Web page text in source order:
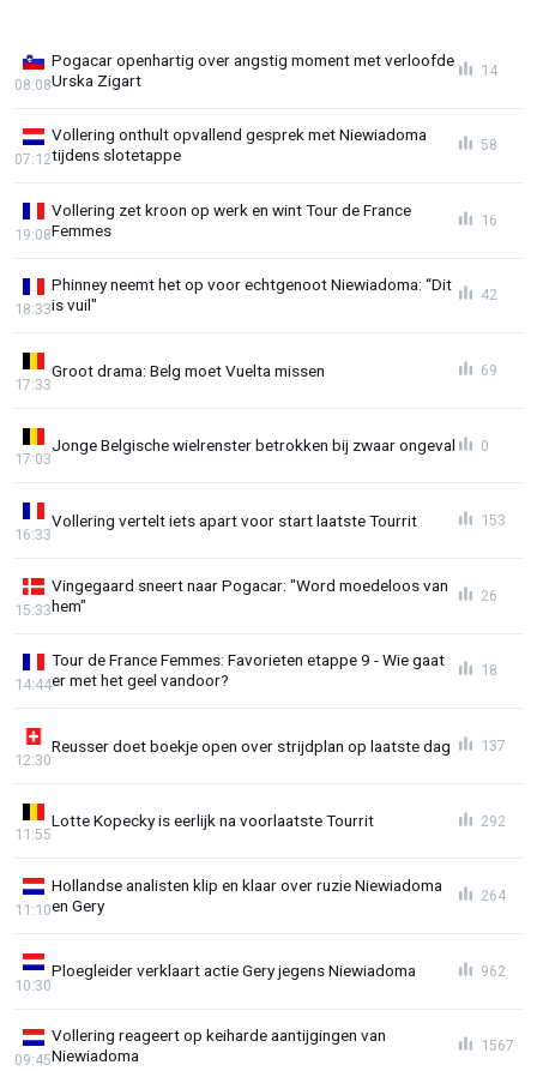
Pogacar openhartig over angstig moment met verloofde
Urska Zigart
08:08
14
Vollering onthult opvallend gesprek met Niewiadoma
tijdens slotetappe
07:12
58
Vollering zet kroon op werk en wint Tour de France
Femmes
19:08
16
Phinney neemt het op voor echtgenoot Niewiadoma: “Dit
is vuil"
18:33
42
Groot drama: Belg moet Vuelta missen
17:33
69
Jonge Belgische wielrenster betrokken bij zwaar ongeval
17:03
0
Vollering vertelt iets apart voor start laatste Tourrit
16:33
153
Vingegaard sneert naar Pogacar: "Word moedeloos van
hem"
15:33
26
Tour de France Femmes: Favorieten etappe 9 - Wie gaat
er met het geel vandoor?
14:44
18
Reusser doet boekje open over strijdplan op laatste dag
12:30
137
Lotte Kopecky is eerlijk na voorlaatste Tourrit
11:55
292
Hollandse analisten klip en klaar over ruzie Niewiadoma
en Gery
11:10
264
Ploegleider verklaart actie Gery jegens Niewiadoma
10:30
962
Vollering reageert op keiharde aantijgingen van
Niewiadoma
09:45
1567